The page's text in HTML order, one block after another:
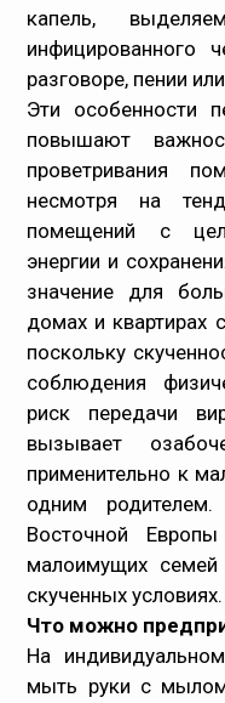
капель,
инфицированного
разговоре, пении
Эти особенности
повышают
проветривания
несмотря на
помещений с
энергии и
значение для
домах и квартирах
поскольку
соблюдения
риск передачи
вызывает
применительно к
одним
Восточной
малоимущих
скученных условиях.
Что можно
На
мыть руки с